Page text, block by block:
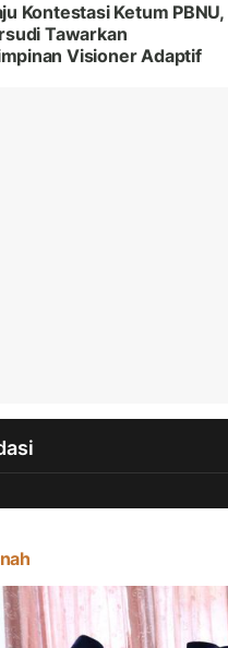
Kontestasi Ketum PBNU,
Tawarkan
Visioner Adaptif